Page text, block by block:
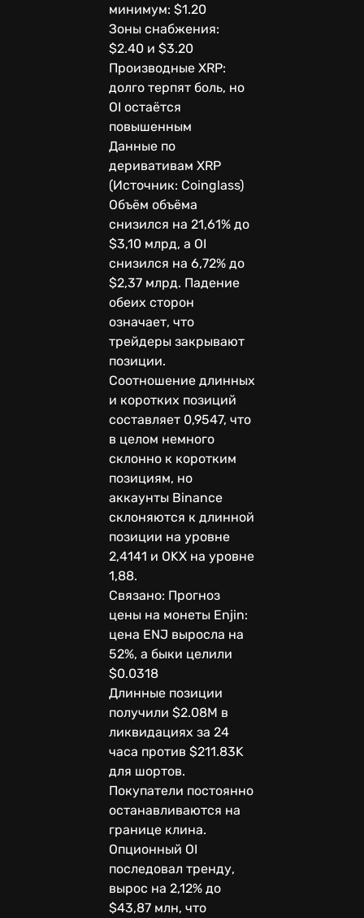
минимум: $1.20
Зоны снабжения:
$2.40 и $3.20
Производные XRP:
долго терпят боль, но
OI остаётся
повышенным
Данные по
деривативам XRP
(Источник: Coinglass)
Объём объёма
снизился на 21,61% до
$3,10 млрд, а OI
снизился на 6,72% до
$2,37 млрд. Падение
обеих сторон
означает, что
трейдеры закрывают
позиции.
Соотношение длинных
и коротких позиций
составляет 0,9547, что
в целом немного
склонно к коротким
позициям, но
аккаунты Binance
склоняются к длинной
позиции на уровне
2,4141 и OKX на уровне
1,88.
Связано: Прогноз
цены на монеты Enjin:
цена ENJ выросла на
52%, а быки целили
$0.0318
Длинные позиции
получили $2.08M в
ликвидациях за 24
часа против $211.83K
для шортов.
Покупатели постоянно
останавливаются на
границе клина.
Опционный OI
последовал тренду,
вырос на 2,12% до
$43,87 млн, что